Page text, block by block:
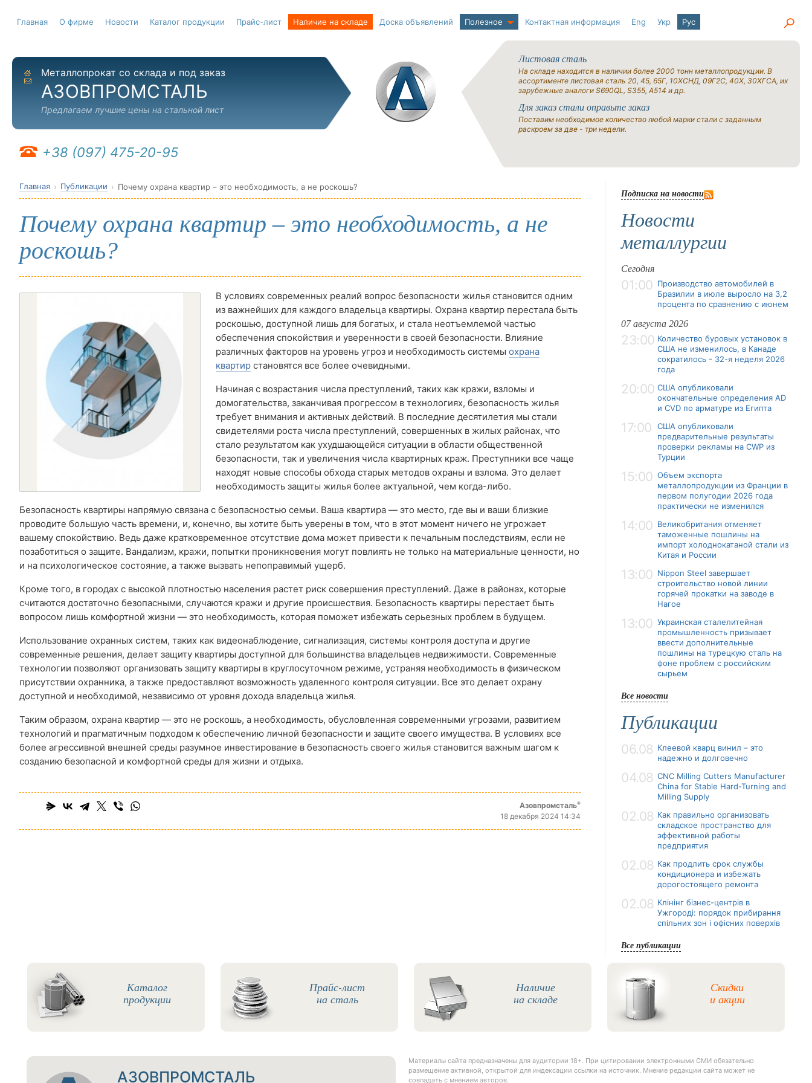
Главная О фирме Новости Каталог продукции Прайс-лист Наличие на складе Доска объявлений Полезное Контактная информация Eng Укр Рус
На главную
Отправить письмо
Металлопрокат со склада и под заказ
АЗОВПРОМСТАЛЬ
Предлагаем лучшие цены на стальной лист
+38 (097) 475-20-95
Листовая сталь
На складе находится в наличии более 2000 тонн металлопродукции. В
ассортименте листовая сталь 20, 45, 65Г, 10ХСНД, 09Г2С, 40Х, 30ХГСА, их
зарубежные аналоги S690QL, S355, A514 и др.
Для заказ стали оправьте заказ
Поставим необходимое количество любой марки стали с заданным
раскроем за две - три недели.
Главная Публикации Почему охрана квартир – это необходимость, а не роскошь?
Почему охрана квартир – это необходимость, а не
роскошь?
В условиях современных реалий вопрос безопасности жилья становится одним
из важнейших для каждого владельца квартиры. Охрана квартир перестала быть
роскошью, доступной лишь для богатых, и стала неотъемлемой частью
обеспечения спокойствия и уверенности в своей безопасности. Влияние
различных факторов на уровень угроз и необходимость системы охрана
квартир становятся все более очевидными.
Начиная с возрастания числа преступлений, таких как кражи, взломы и
домогательства, заканчивая прогрессом в технологиях, безопасность жилья
требует внимания и активных действий. В последние десятилетия мы стали
свидетелями роста числа преступлений, совершенных в жилых районах, что
стало результатом как ухудшающейся ситуации в области общественной
безопасности, так и увеличения числа квартирных краж. Преступники все чаще
находят новые способы обхода старых методов охраны и взлома. Это делает
необходимость защиты жилья более актуальной, чем когда-либо.
Безопасность квартиры напрямую связана с безопасностью семьи. Ваша квартира — это место, где вы и ваши близкие
проводите большую часть времени, и, конечно, вы хотите быть уверены в том, что в этот момент ничего не угрожает
вашему спокойствию. Ведь даже кратковременное отсутствие дома может привести к печальным последствиям, если не
позаботиться о защите. Вандализм, кражи, попытки проникновения могут повлиять не только на материальные ценности, но
и на психологическое состояние, а также вызвать непоправимый ущерб.
Кроме того, в городах с высокой плотностью населения растет риск совершения преступлений. Даже в районах, которые
считаются достаточно безопасными, случаются кражи и другие происшествия. Безопасность квартиры перестает быть
вопросом лишь комфортной жизни — это необходимость, которая поможет избежать серьезных проблем в будущем.
Использование охранных систем, таких как видеонаблюдение, сигнализация, системы контроля доступа и другие
современные решения, делает защиту квартиры доступной для большинства владельцев недвижимости. Современные
технологии позволяют организовать защиту квартиры в круглосуточном режиме, устраняя необходимость в физическом
присутствии охранника, а также предоставляют возможность удаленного контроля ситуации. Все это делает охрану
доступной и необходимой, независимо от уровня дохода владельца жилья.
Таким образом, охрана квартир — это не роскошь, а необходимость, обусловленная современными угрозами, развитием
технологий и прагматичным подходом к обеспечению личной безопасности и защите своего имущества. В условиях все
более агрессивной внешней среды разумное инвестирование в безопасность своего жилья становится важным шагом к
созданию безопасной и комфортной среды для жизни и отдыха.
Азовпромсталь®
18 декабря 2024 14:34
Подписка на новости
Новости
металлургии
Сегодня
01:00 Производство автомобилей в
Бразилии в июле выросло на 3,2
процента по сравнению с июнем
07 августа 2026
23:00 Количество буровых установок в
США не изменилось, в Канаде
сократилось - 32-я неделя 2026
года
20:00 США опубликовали
окончательные определения AD
и CVD по арматуре из Египта
17:00
США опубликовали
предварительные результаты
проверки рекламы на CWP из
Турции
15:00 Объем экспорта
металлопродукции из Франции в
первом полугодии 2026 года
практически не изменился
14:00 Великобритания отменяет
таможенные пошлины на
импорт холоднокатаной стали из
Китая и России
13:00 Nippon Steel завершает
строительство новой линии
горячей прокатки на заводе в
Нагое
13:00 Украинская сталелитейная
промышленность призывает
ввести дополнительные
пошлины на турецкую сталь на
фоне проблем с российским
сырьем
Все новости
Публикации
06.08 Клеевой кварц винил – это
надежно и долговечно
04.08 CNC Milling Cutters Manufacturer
China for Stable Hard-Turning and
Milling Supply
02.08 Как правильно организовать
складское пространство для
эффективной работы
предприятия
02.08 Как продлить срок службы
кондиционера и избежать
дорогостоящего ремонта
02.08 Клінінг бізнес-центрів в
Ужгороді: порядок прибирання
спільних зон і офісних поверхів
Все публикации
Каталог
продукции
Прайс-лист
на сталь
Наличие
на складе
Скидки
и акции
АЗОВПРОМСТАЛЬ
Материалы сайта предназначены для аудитории 18+. При цитировании электронными СМИ обязательно
размещение активной, открытой для индексации ссылки на источник. Мнение редакции сайта может не
совпадать с мнением авторов.